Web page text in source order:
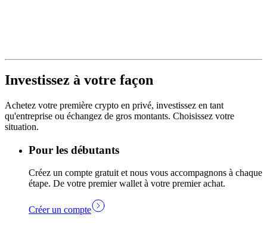
Investissez à votre façon
Achetez votre première crypto en privé, investissez en tant
qu'entreprise ou échangez de gros montants. Choisissez votre
situation.
Pour les débutants
Créez un compte gratuit et nous vous accompagnons à chaque
étape. De votre premier wallet à votre premier achat.
Créer un compte